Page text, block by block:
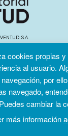
S.A.
de
cookies propias
al usuario.
por
navegado,
cambiar la
más información